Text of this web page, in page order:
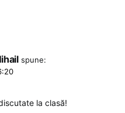
spune:
la clasă!